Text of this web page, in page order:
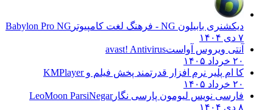
دیکشنری بابیلون NG - فرهنگ لغت کامپیوتر
Babylon Pro NG
۷ دی ۱۴۰۴
آنتی ویروس آواستavast! Antivirus
۲۰ خرداد ۱۴۰۵
کا ام پلیر نرم افزار قدرتمند پخش فیلم وKMPlayer
۲۰ خرداد ۱۴۰۵
فارسی نویس لیومون پارسی نگارLeoMoon ParsiNegar
۸ دی ۱۴۰۴